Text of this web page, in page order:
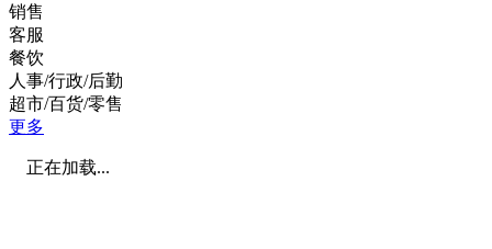
销售
客服
餐饮
人事/行政/后勤
超市/百货/零售
更多
正在加载...